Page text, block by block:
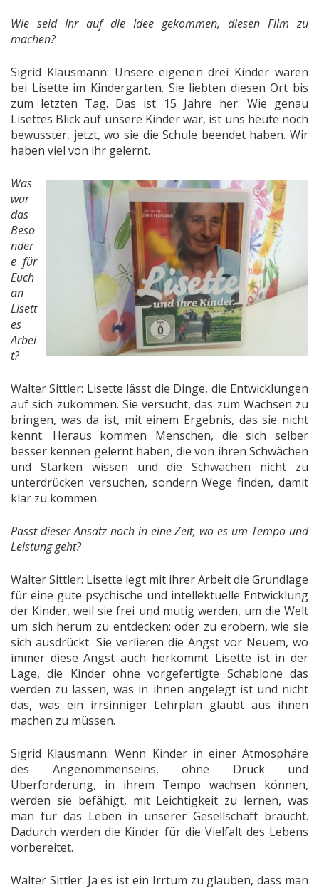
Wie seid Ihr auf die Idee gekommen, diesen Film zu
machen?
Sigrid Klausmann: Unsere eigenen drei Kinder waren
bei Lisette im Kindergarten. Sie liebten diesen Ort bis
zum letzten Tag. Das ist 15 Jahre her. Wie genau
Lisettes Blick auf unsere Kinder war, ist uns heute noch
bewusster, jetzt, wo sie die Schule beendet haben. Wir
haben viel von ihr gelernt.
Was
war
das
Beso
nder
e für
Euch
an
Lisett
es
Arbei
t?
Walter Sittler: Lisette lässt die Dinge, die Entwicklungen
auf sich zukommen. Sie versucht, das zum Wachsen zu
bringen, was da ist, mit einem Ergebnis, das sie nicht
kennt. Heraus kommen Menschen, die sich selber
besser kennen gelernt haben, die von ihren Schwächen
und Stärken wissen und die Schwächen nicht zu
unterdrücken versuchen, sondern Wege finden, damit
klar zu kommen.
Passt dieser Ansatz noch in eine Zeit, wo es um Tempo und
Leistung geht?
Walter Sittler: Lisette legt mit ihrer Arbeit die Grundlage
für eine gute psychische und intellektuelle Entwicklung
der Kinder, weil sie frei und mutig werden, um die Welt
um sich herum zu entdecken: oder zu erobern, wie sie
sich ausdrückt. Sie verlieren die Angst vor Neuem, wo
immer diese Angst auch herkommt. Lisette ist in der
Lage, die Kinder ohne vorgefertigte Schablone das
werden zu lassen, was in ihnen angelegt ist und nicht
das, was ein irrsinniger Lehrplan glaubt aus ihnen
machen zu müssen.
Sigrid Klausmann: Wenn Kinder in einer Atmosphäre
des Angenommenseins, ohne Druck und
Überforderung, in ihrem Tempo wachsen können,
werden sie befähigt, mit Leichtigkeit zu lernen, was
man für das Leben in unserer Gesellschaft braucht.
Dadurch werden die Kinder für die Vielfalt des Lebens
vorbereitet.
Walter Sittler: Ja es ist ein Irrtum zu glauben, dass man